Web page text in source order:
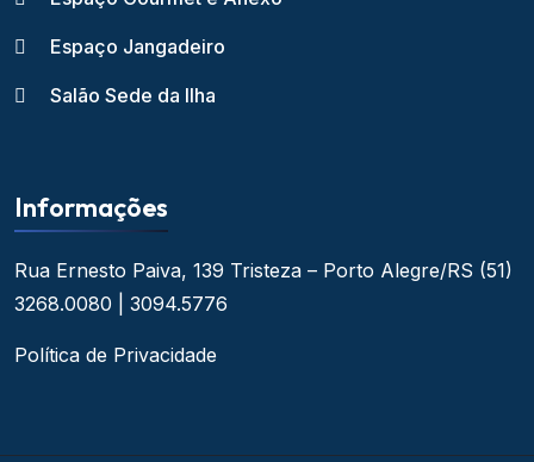
Espaço Jangadeiro
Salão Sede da Ilha
Informações
Rua Ernesto Paiva, 139 Tristeza – Porto Alegre/RS (51)
3268.0080 | 3094.5776
Política de Privacidade